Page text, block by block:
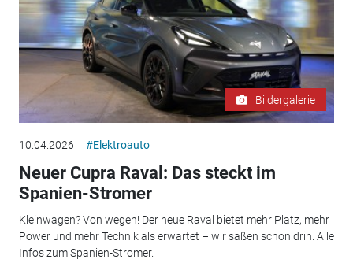
Bildergalerie
10.04.2026 #Elektroauto
Neuer Cupra Raval: Das steckt im
Spanien-Stromer
Kleinwagen? Von wegen! Der neue Raval bietet mehr Platz, mehr
Power und mehr Technik als erwartet – wir saßen schon drin. Alle
Infos zum Spanien-Stromer.